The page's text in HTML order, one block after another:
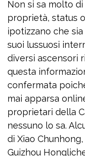
Non si sa molto
proprietà, status
ipotizzano che
suoi lussuosi
diversi ascensori
questa
confermata
mai apparsa
proprietari della
nessuno lo sa.
di Xiao
Guizhou